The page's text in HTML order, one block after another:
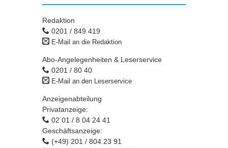
Redaktion
0201 / 849 419
E-Mail an die Redaktion
Abo-Angelegenheiten & Leserservice
0201 / 80 40
E-Mail an den Leserservice
Anzeigenabteilung
Privatanzeige:
02 01 / 8 04 24 41
Geschäftsanzeige:
(+49) 201 / 804 23 91